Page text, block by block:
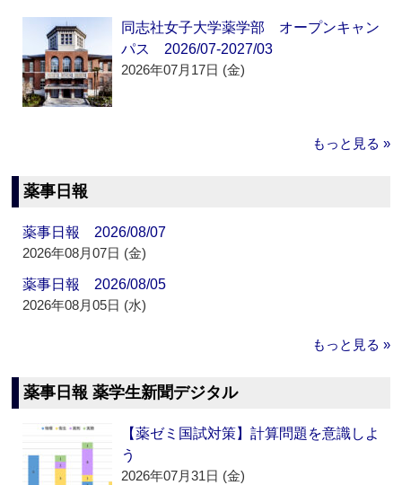
同志社女子大学薬学部 オープンキャン
パス 2026/07-2027/03
2026年07月17日 (金)
もっと見る »
薬事日報
薬事日報 2026/08/07
2026年08月07日 (金)
薬事日報 2026/08/05
2026年08月05日 (水)
もっと見る »
薬事日報 薬学生新聞デジタル
【薬ゼミ国試対策】計算問題を意識しよ
う
2026年07月31日 (金)